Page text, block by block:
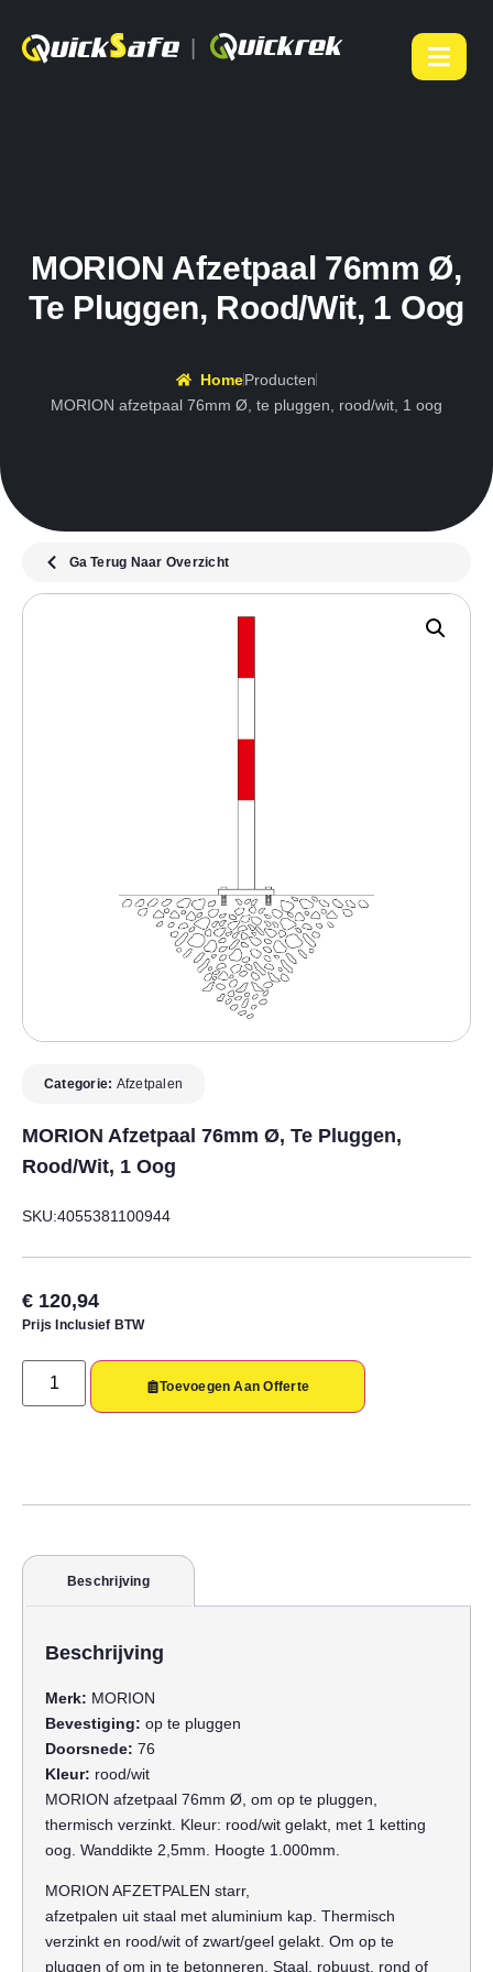
MORION Afzetpaal 76mm Ø,
Te Pluggen, Rood/wit, 1 Oog
HomeProducten
MORION afzetpaal 76mm Ø, te pluggen, rood/wit, 1 oog
Ga Terug Naar Overzicht
Categorie: Afzetpalen
MORION Afzetpaal 76mm Ø, Te Pluggen,
Rood/wit, 1 Oog
SKU:4055381100944
€ 120,94
Prijs Inclusief BTW
Toevoegen Aan Offerte
Beschrijving
Beschrijving
Merk: MORION
Bevestiging: op te pluggen
Doorsnede: 76
Kleur: rood/wit
MORION afzetpaal 76mm Ø, om op te pluggen,
thermisch verzinkt. Kleur: rood/wit gelakt, met 1 ketting
oog. Wanddikte 2,5mm. Hoogte 1.000mm.
MORION AFZETPALEN starr,
afzetpalen uit staal met aluminium kap. Thermisch
verzinkt en rood/wit of zwart/geel gelakt. Om op te
pluggen of om in te betonneren. Staal, robuust, rond of